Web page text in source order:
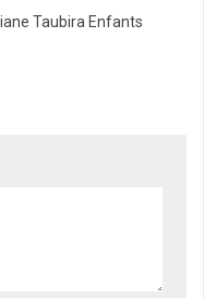
Taubira Enfants